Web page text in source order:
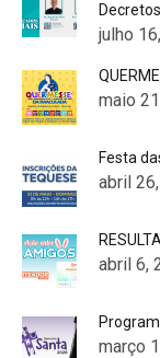
Decretos
julho
maio
Festa
abril
abril 6,
março